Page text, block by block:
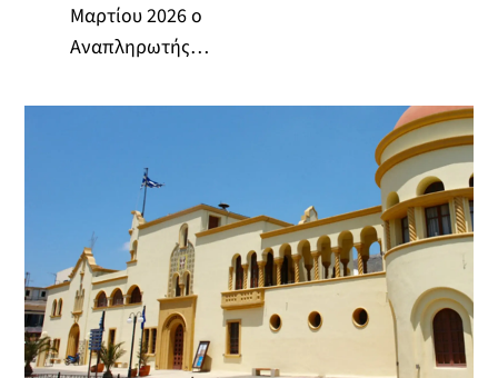
Μαρτίου 2026 ο
Αναπληρωτής…